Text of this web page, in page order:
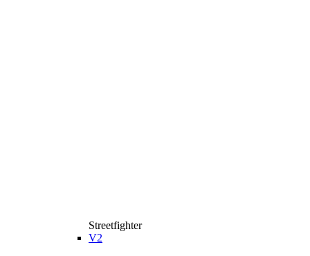
Streetfighter
V2